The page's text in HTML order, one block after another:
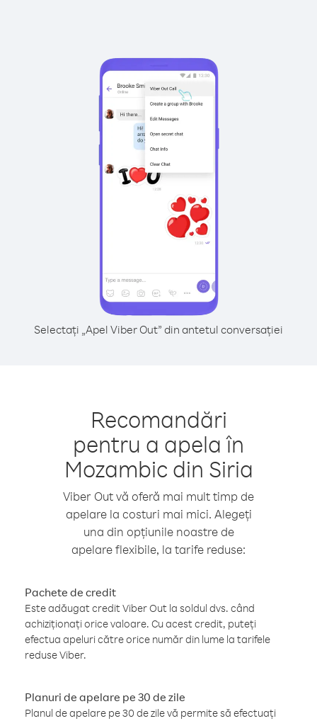
Selectați „Apel Viber Out” din antetul conversației
Recomandări
pentru a apela în
Mozambic din Siria
Viber Out vă oferă mai mult timp de
apelare la costuri mai mici. Alegeți
una din opțiunile noastre de
apelare flexibile, la tarife reduse:
Pachete de credit
Este adăugat credit Viber Out la soldul dvs. când
achiziționați orice valoare. Cu acest credit, puteți
efectua apeluri către orice număr din lume la tarifele
reduse Viber.
Planuri de apelare pe 30 de zile
Planul de apelare pe 30 de zile vă permite să efectuați